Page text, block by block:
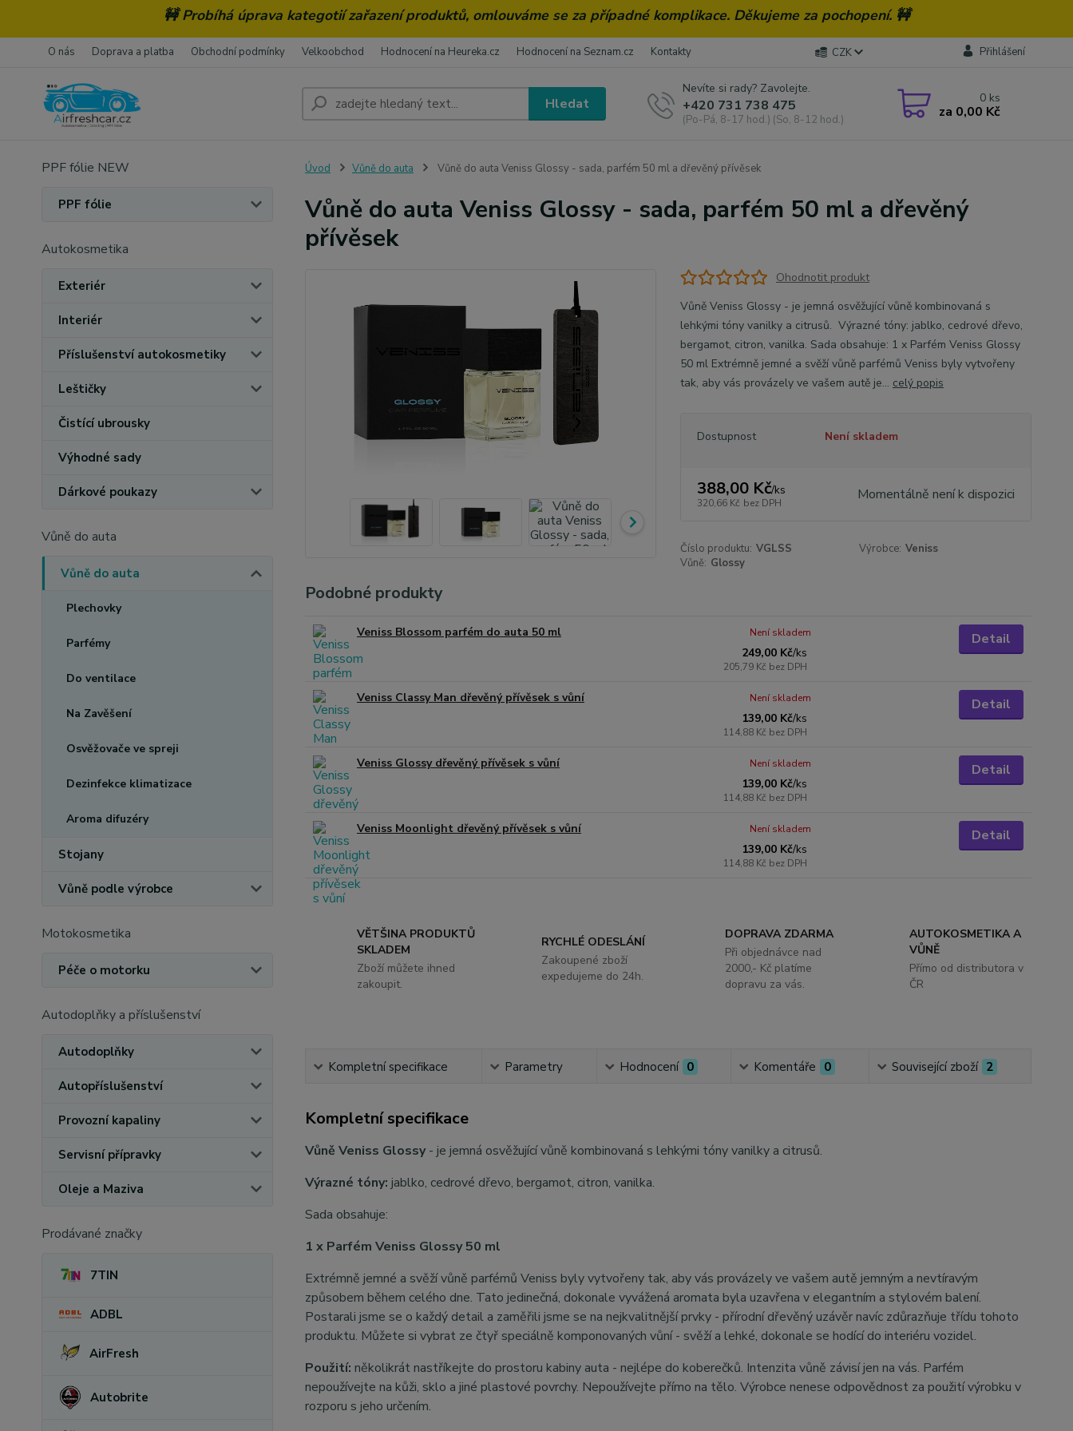
🚧 Probíhá úprava kategotií zařazení produktů, omlouváme se za případné komplikace. Děkujeme za pochopení. 🚧
O nás Doprava a platba Obchodní podmínky Velkoobchod Hodnocení na Heureka.cz Hodnocení na Seznam.cz Kontakty CZK Přihlášení
Hledat
Nevíte si rady? Zavolejte.
+420 731 738 475
(Po-Pá, 8-17 hod.) (So, 8-12 hod.)
0 ks
za 0,00 Kč
PPF fólie NEW
PPF fólie
Autokosmetika
Exteriér
Interiér
Příslušenství autokosmetiky
Leštičky
Čistící ubrousky
Výhodné sady
Dárkové poukazy
Vůně do auta
Vůně do auta
Plechovky
Parfémy
Do ventilace
Na Zavěšení
Osvěžovače ve spreji
Dezinfekce klimatizace
Aroma difuzéry
Stojany
Vůně podle výrobce
Motokosmetika
Péče o motorku
Autodoplňky a příslušenství
Autodoplňky
Autopříslušenství
Provozní kapaliny
Servisní přípravky
Oleje a Maziva
Prodávané značky
7TIN
ADBL
AirFresh
Autobrite
Úvod Vůně do auta Vůně do auta Veniss Glossy - sada, parfém 50 ml a dřevěný přívěsek
Vůně do auta Veniss Glossy - sada, parfém 50 ml a dřevěný
přívěsek
Ohodnotit produkt
Vůně Veniss Glossy - je jemná osvěžující vůně kombinovaná s
lehkými tóny vanilky a citrusů. Výrazné tóny: jablko, cedrové dřevo,
bergamot, citron, vanilka. Sada obsahuje: 1 x Parfém Veniss Glossy
50 ml Extrémně jemné a svěží vůně parfémů Veniss byly vytvořeny
tak, aby vás provázely ve vašem autě je... celý popis
Dostupnost Není skladem
388,00 Kč/ks
320,66 Kč bez DPH Momentálně není k dispozici
Číslo produktu: VGLSS Výrobce: Veniss
Vůně: Glossy
Podobné produkty
Veniss Blossom parfém do auta 50 ml
249,00 Kč/ks
205,79 Kč bez DPH
Není skladem Detail
Veniss Classy Man dřevěný přívěsek s vůní
139,00 Kč/ks
114,88 Kč bez DPH
Není skladem Detail
Veniss Glossy dřevěný přívěsek s vůní
139,00 Kč/ks
114,88 Kč bez DPH
Není skladem Detail
Veniss Moonlight dřevěný přívěsek s vůní
139,00 Kč/ks
114,88 Kč bez DPH
Není skladem Detail
VĚTŠINA PRODUKTŮ
SKLADEM
Zboží můžete ihned
zakoupit.
RYCHLÉ ODESLÁNÍ
Zakoupené zboží
expedujeme do 24h.
DOPRAVA ZDARMA
Při objednávce nad
2000,- Kč platíme
dopravu za vás.
AUTOKOSMETIKA A
VŮNĚ
Přímo od distributora v
ČR
Kompletní specifikace Parametry Hodnocení 0 Komentáře 0 Související zboží 2
Kompletní specifikace
Vůně Veniss Glossy- je jemná osvěžující vůně kombinovaná s lehkými tóny vanilky a citrusů.
Výrazné tóny: jablko, cedrové dřevo, bergamot, citron, vanilka.
Sada obsahuje:
1 x Parfém Veniss Glossy 50 ml
Extrémně jemné a svěží vůně parfémů Veniss byly vytvořeny tak, aby vás provázely ve vašem autě jemným a nevtíravým
způsobem během celého dne. Tato jedinečná, dokonale vyvážená aromata byla uzavřena v elegantním a stylovém balení.
Postarali jsme se o každý detail a zaměřili jsme se na nejkvalitnější prvky - přírodní dřevěný uzávěr navíc zdůrazňuje třídu tohoto
produktu. Můžete si vybrat ze čtyř speciálně komponovaných vůní - svěží a lehké, dokonale se hodící do interiéru vozidel.
Použití: několikrát nastříkejte do prostoru kabiny auta - nejlépe do koberečků. Intenzita vůně závisí jen na vás. Parfém
nepoužívejte na kůži, sklo a jiné plastové povrchy. Nepoužívejte přímo na tělo. Výrobce nenese odpovědnost za použití výrobku v
rozporu s jeho určením.